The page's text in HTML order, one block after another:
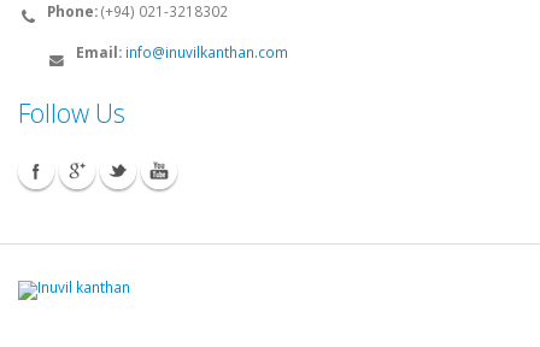
Phone:(+94) 021-3218302
Email: info@inuvilkanthan.com
Follow Us